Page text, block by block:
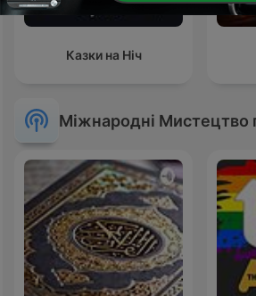
Казки на Ніч
Міжнародні Мистецтво